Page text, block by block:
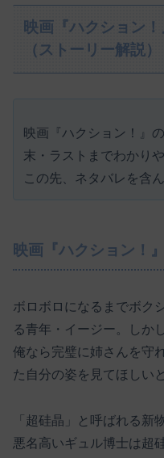
映画『ハクション
（ストーリー解説）
映画『ハクション！』
末・ラストまでわかり
この先、ネタバレを含
映画『ハクション！
ボロボロになるまでボク
る青年・イージー。しか
俺なら完璧に姉さんを守
た自分の姿を見てほしい
「超硅晶」と呼ばれる新
悪名高いギュル博士は超